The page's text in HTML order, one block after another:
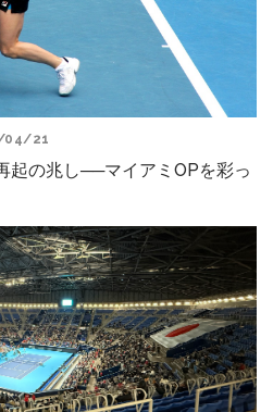
04/21
起の兆し──マイアミOPを彩っ